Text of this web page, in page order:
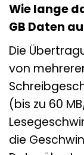
Wie lange
GB Daten
Die
von
(bis zu 60
die